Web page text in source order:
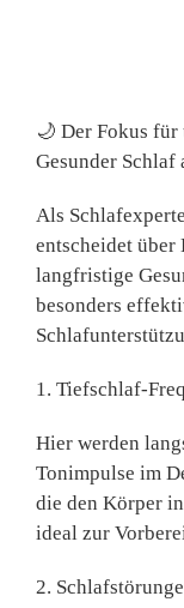
🌙 Der Fokus für
Gesunder Schlaf
Als
entscheidet
langfristige
besonders
1. Tiefschlaf-
Hier werden
Tonimpulse im
die den Körper
ideal zur
2.